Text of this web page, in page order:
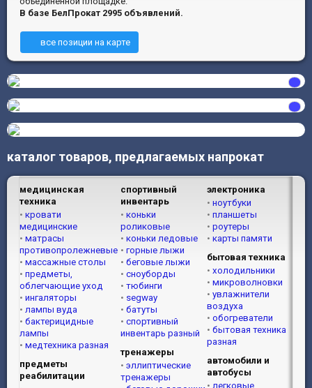
В базе БелПрокат 2995 объявлений.
все позиции на карте
каталог товаров, предлагаемых напрокат
медицинская
техника
кровати
медицинские
матрасы
противопролежневые
массажные столы
предметы,
облегчающие уход
ингаляторы
лампы вуда
бактерицидные
лампы
медтехника разная
предметы
реабилитации
спортивный
инвентарь
коньки
роликовые
коньки ледовые
горные лыжи
беговые лыжи
сноуборды
тюбинги
segway
батуты
спортивный
инвентарь разный
тренажеры
эллиптические
тренажеры
электроника
ноутбуки
планшеты
роутеры
карты памяти
бытовая техника
холодильники
микроволновки
увлажнители
воздуха
обогреватели
бытовая техника
разная
автомобили и
автобусы
легковые